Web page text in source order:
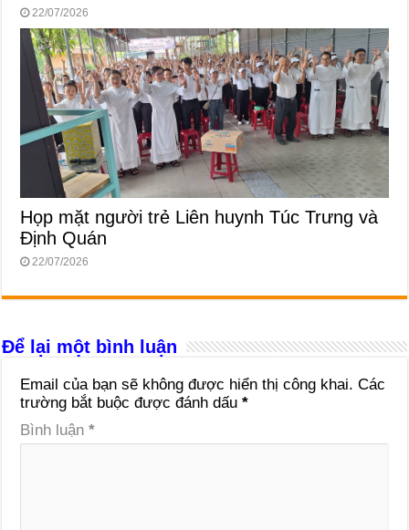
22/07/2026
Họp mặt người trẻ Liên huynh Túc Trưng và
Định Quán
22/07/2026
Để lại một bình luận
Email của bạn sẽ không được hiển thị công khai. Các
trường bắt buộc được đánh dấu*
Bình luận*